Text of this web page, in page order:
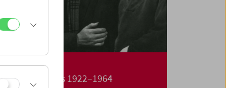
2026
Kinos 1922–1964